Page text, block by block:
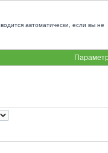
автоматически, если вы не